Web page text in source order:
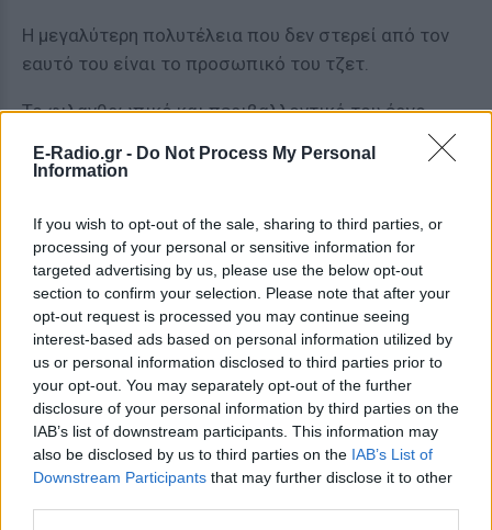
E-Radio.gr - Do Not Process My Personal
Information
If you wish to opt-out of the sale, sharing to third parties, or
processing of your personal or sensitive information for
targeted advertising by us, please use the below opt-out
section to confirm your selection. Please note that after your
opt-out request is processed you may continue seeing
interest-based ads based on personal information utilized by
us or personal information disclosed to third parties prior to
your opt-out. You may separately opt-out of the further
disclosure of your personal information by third parties on the
IAB’s list of downstream participants. This information may
also be disclosed by us to third parties on the IAB’s List of
Downstream Participants that may further disclose it to other
Η μεγαλύτερη πολυτέλεια που δεν στερεί από τον
εαυτό του είναι το προσωπικό του τζετ.
Το φιλανθρωπικό και περιβαλλοντικό του έργο
Ριτσαρντ Μπρανσον και τον Νέλσον Μαντέλα, είναι
οργανισμού που αναζητεί λύσεις για το παγκόσμιο
πρόβλημα των ναρκών.
Το 2009, λόγω της οικονομικής κρίσης, δώρισε 150
χιλιάδες δολάρια για να ξεκινήσει το “Grow
Appalachia”, έναν οργανισμό που μαθαίνει στους
ανθρώπους σε φτωχές περιοχές, κυρίως στο
Κεντάκι, να καλλιεργούν, να μαγειρεύουν και να
συντηρούν τα λαχανικά τους.
Έχει λάβει πολλούς επαίνους για το φιλανθρωπικό